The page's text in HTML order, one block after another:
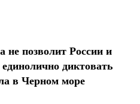
не позволит России и
диктовать
в Черном море